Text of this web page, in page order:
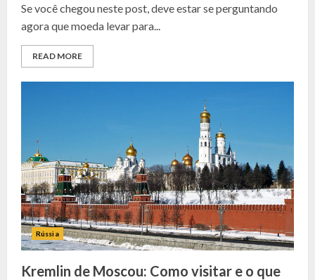
Se você chegou neste post, deve estar se perguntando
agora que moeda levar para...
READ MORE
Rússia
Kremlin de Moscou: Como visitar e o que